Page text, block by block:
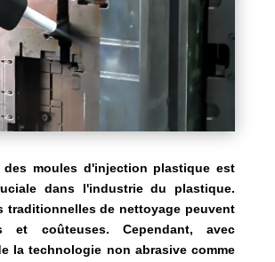
des moules d'injection plastique est
dans l'industrie du plastique.
traditionnelles de nettoyage peuvent
et coûteuses. Cependant, avec
la technologie non abrasive comme